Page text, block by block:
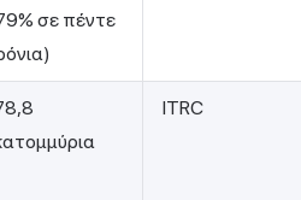
σε πέντε
ITRC